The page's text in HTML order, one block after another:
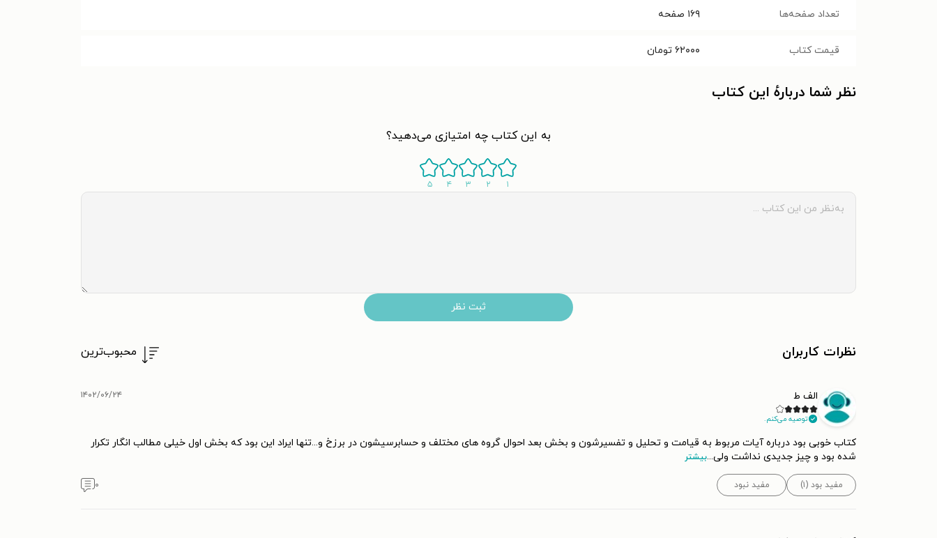
تعداد صفحه‌ها ۱۶۹ صفحه
قیمت کتاب ۶۲۰۰۰ تومان
نظر شما دربارهٔ این کتاب
به این کتاب چه امتیازی می‌دهید؟
۱ ۲ ۳ ۴ ۵
ثبت نظر
نظرات کاربران محبوب‌ترین
الف ط
توصیه می‌کنم.
۱۴۰۲/۰۶/۲۴
کتاب خوبی بود درباره آیات مربوط به قیامت و تحلیل و تفسیرشون و بخش بعد احوال گروه های مختلف و حسابرسیشون در برزخ و...تنها ایراد این بود که بخش اول خیلی مطالب انگار تکرار
شده بود و چیز جدیدی نداشت ولی...بیشتر
مفید بود (۱) مفید نبود ۰